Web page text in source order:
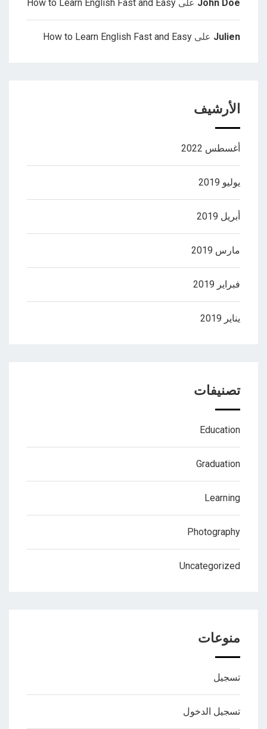
John Doe على How to Learn English Fast and Easy
Julien على How to Learn English Fast and Easy
الأرشيف
أغسطس 2022
يوليو 2019
أبريل 2019
مارس 2019
فبراير 2019
يناير 2019
تصنيفات
Education
Graduation
Learning
Photography
Uncategorized
منوعات
تسجيل
تسجيل الدخول